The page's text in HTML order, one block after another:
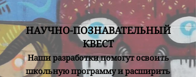
НАУЧНО-ПОЗНАВАТЕЛЬНЫЙ
КВЕСТ
Наши разработки помогут освоить
школьную программу и расширить